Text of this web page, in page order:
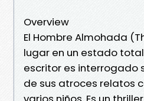
Overview
El Hombre Almohada
lugar en un estado
escritor es interrogado
de sus atroces relatos